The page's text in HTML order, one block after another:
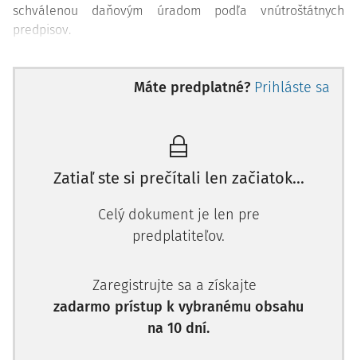
schválenou daňovým úradom podľa vnútroštátnych
predpisov.
grantov, ktoré sú vložené do fondu a následne
investované. Tento fond spravuje tretia osoba. Univerzita
Máte predplatné? Prihláste sa
Zatiaľ ste si prečítali len začiatok...
Celý dokument je len pre
predplatiteľov.
Zaregistrujte sa a získajte
zadarmo prístup k vybranému obsahu
na 10 dní.